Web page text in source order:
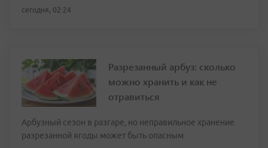
сегодня, 02:24
Разрезанный арбуз: сколько
можно хранить и как не
отравиться
Арбузный сезон в разгаре, но неправильное хранение
разрезанной ягоды может быть опасным